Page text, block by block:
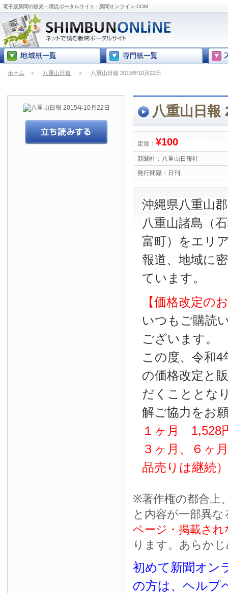
電子版新聞の販売・購読ポータルサイト - 新聞オンライン.COM
ホーム ＞ 八重山日報 ＞ 八重山日報 2015年10月22日
八重山日報
定価： ¥100
新聞社： 八重山日報社
発行間隔： 日刊
沖縄県八重山
八重山諸島（
富町）をエリ
報道、地域に
ています。
【価格改定の
いつもご購読
ございます。
この度、令和4
の価格改定と
だくこととな
解ご協力をお
１ヶ月 1,528
３ヶ月、６ヶ
品売りは継続）
※著作権の都合上
と内容が一部異な
ページ・掲載され
ります。あらか
初めて新聞オン
の方は、ヘルプ